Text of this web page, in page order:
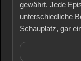
gewährt. Jede
unterschiedliche
Schauplatz, gar